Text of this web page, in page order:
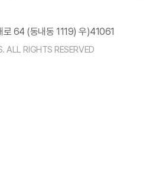
로 64 (동내동 1119) 우)41061
RIGHTS RESERVED